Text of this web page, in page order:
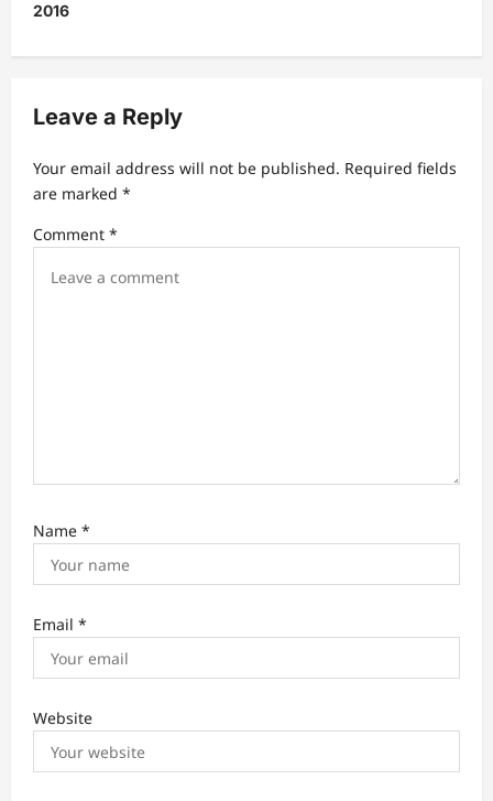
n
a
i
a
t
i
2016
Leave a Reply
Your email address will not be published. Required fields
are marked *
Comment *
Name *
Email *
Website